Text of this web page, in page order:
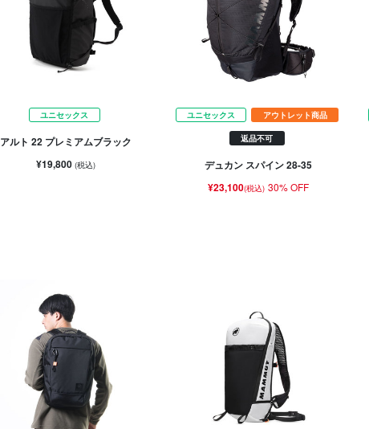
ユニセックス
アルト 22 プレミアムブラック
¥19,800 (税込)
ユニセックス アウトレット商品
返品不可
デュカン スパイン 28-35
¥23,100(税込) 30% OFF